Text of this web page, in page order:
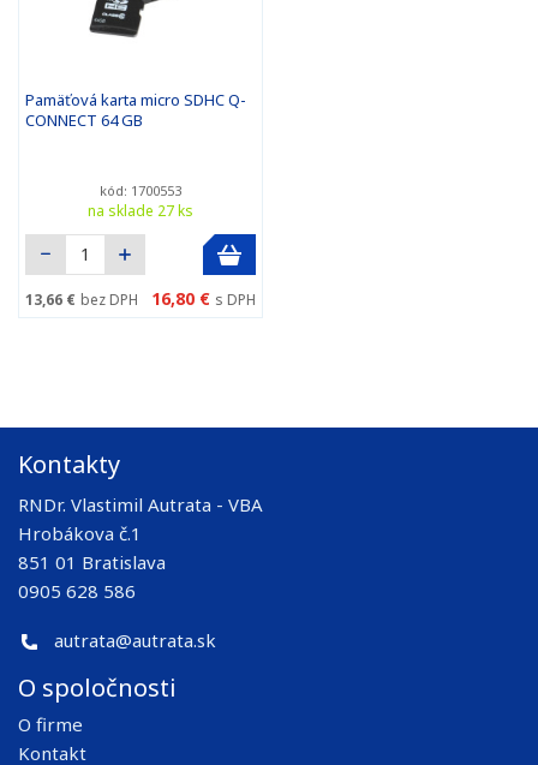
Pamäťová karta micro SDHC Q-
CONNECT 64 GB
kód: 1700553
na sklade 27 ks
13,66 € bez DPH 16,80 € s DPH
Kontakty
RNDr. Vlastimil Autrata - VBA
Hrobákova č.1
851 01 Bratislava
0905 628 586
autrata@autrata.sk
O spoločnosti
O firme
Kontakt